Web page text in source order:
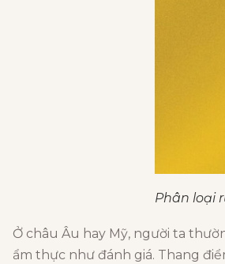
Phân loại
Ở châu Âu hay Mỹ, người ta
ẩm thực như đánh giá. Thang